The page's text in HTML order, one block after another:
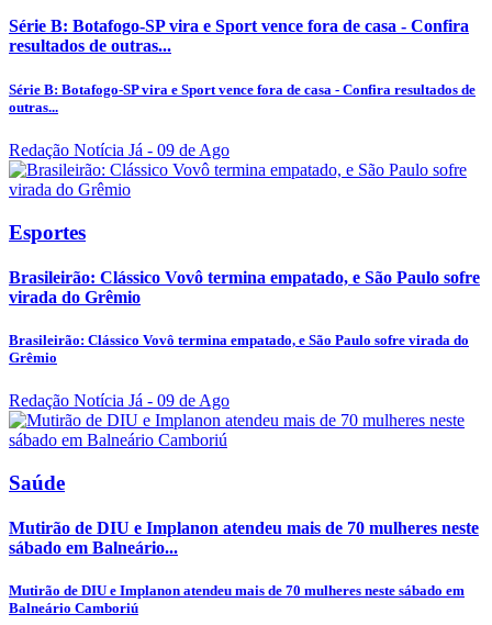
Série B: Botafogo-SP vira e Sport vence fora de casa - Confira
resultados de outras...
Série B: Botafogo-SP vira e Sport vence fora de casa - Confira resultados de
outras...
Redação Notícia Já - 09 de Ago
Esportes
Brasileirão: Clássico Vovô termina empatado, e São Paulo sofre
virada do Grêmio
Brasileirão: Clássico Vovô termina empatado, e São Paulo sofre virada do
Grêmio
Redação Notícia Já - 09 de Ago
Saúde
Mutirão de DIU e Implanon atendeu mais de 70 mulheres neste
sábado em Balneário...
Mutirão de DIU e Implanon atendeu mais de 70 mulheres neste sábado em
Balneário Camboriú